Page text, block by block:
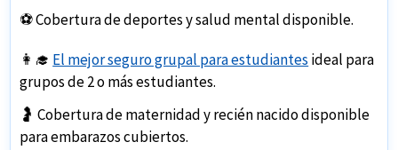
⚽ Cobertura dedeportesysalud mentaldisponible.
👩‍🎓 El mejor seguro grupal para estudiantes ideal para
grupos de2 o más estudiantes.
🤰 Cobertura dematernidad y recién nacidodisponible
para embarazos cubiertos.